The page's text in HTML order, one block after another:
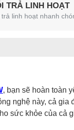
TRẢ LINH HOẠT
linh hoạt nhanh
, bạn sẽ hoàn toàn
nghệ này, cả gia
sức khỏe của cả